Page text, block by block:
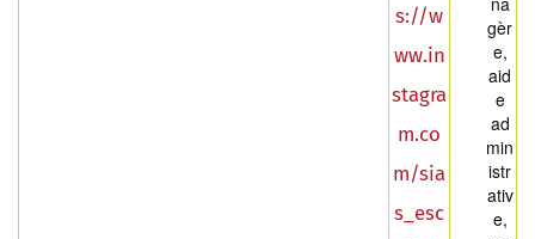
s://w
ww.in
stagra
m.co
m/sia
s_esc
gèr
e,
aid
e
ad
min
istr
ativ
e,